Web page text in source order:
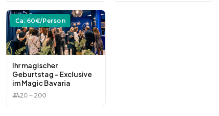
Ca. 60€/Person
Ihr magischer
Geburtstag - Exclusive
im Magic Bavaria
20 –200